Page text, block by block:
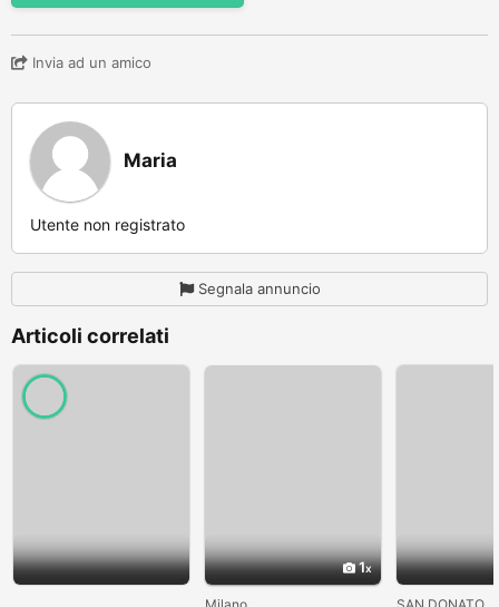
Invia ad un amico
Maria
Utente non registrato
Segnala annuncio
Articoli correlati
1